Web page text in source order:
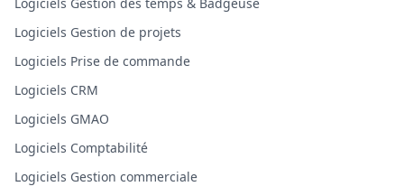
Logiciels Gestion de projets
Logiciels Prise de commande
Logiciels CRM
Logiciels GMAO
Logiciels Comptabilité
Logiciels Gestion commerciale